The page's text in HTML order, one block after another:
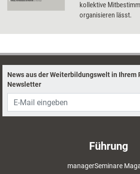
kollektive
organisieren lässt.
News aus der Weiterbildungswelt in Ihrem
Newsletter
Führung
managerSeminare